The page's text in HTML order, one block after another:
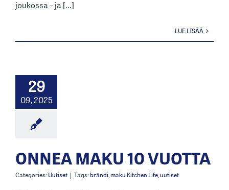
joukossa – ja [...]
LUE LISÄÄ
29
09, 2025
ONNEA MAKU 10 VUOTTA
Categories: Uutiset | Tags:brändi,maku Kitchen Life,uutiset